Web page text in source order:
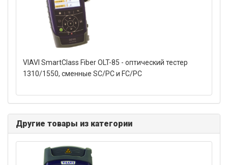
VIAVI SmartClass Fiber OLT-85 - оптический тестер
1310/1550, сменные SC/PC и FC/PC
Другие товары из категории